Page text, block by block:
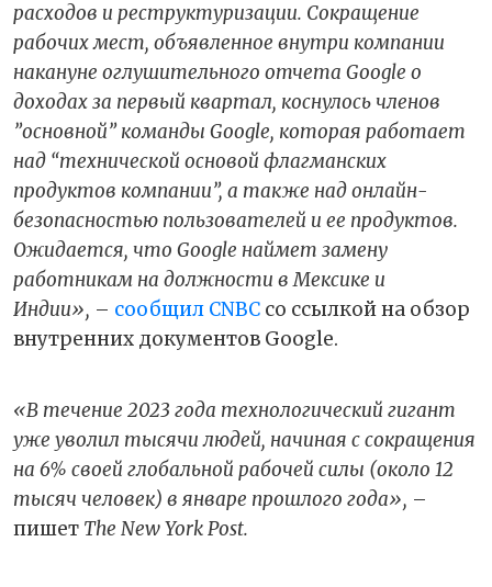
расходов и реструктуризации. Сокращение
рабочих мест, объявленное внутри компании
накануне оглушительного отчета Google о
доходах за первый квартал, коснулось членов
”основной” команды Google, которая работает
над “технической основой флагманских
продуктов компании”, а также над онлайн-
безопасностью пользователей и ее продуктов.
Ожидается, что Google наймет замену
работникам на должности в Мексике и
Индии», – сообщил CNBC со ссылкой на обзор
внутренних документов Google.
«В течение 2023 года технологический гигант
уже уволил тысячи людей, начиная с сокращения
на 6% своей глобальной рабочей силы (около 12
тысяч человек) в январе прошлого года», –
пишет The New York Post.